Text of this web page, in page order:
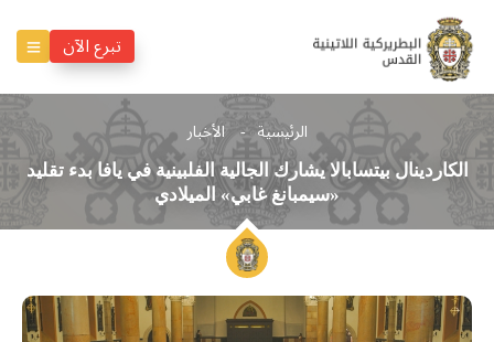
تبرع الآن
الرئيسية الأخبار
الكاردينال بيتسابالا يشارك الجالية الفلبينية في يافا بدء تقليد
«سيمبانغ غابي» الميلادي